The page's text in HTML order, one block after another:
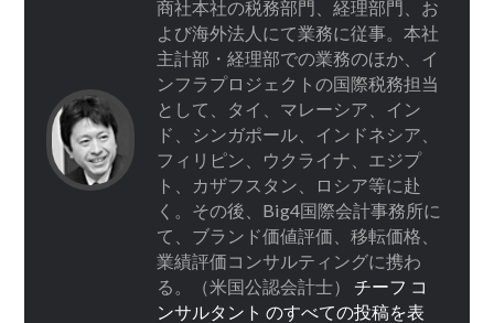
商社本社の税務部門、経理部門、お
よび海外法人にて業務に従事。本社
主計部・経理部での業務のほか、イ
ンフラプロジェクトの国際税務担当
として、タイ、マレーシア、イン
ド、シンガポール、インドネシア、
フィリピン、ウクライナ、エジプ
ト、カザフスタン、ロシア等に赴
く。その後、Big4国際会計事務所に
て、ブランド価値評価、移転価格、
業績評価コンサルティングに携わ
る。（米国公認会計士）チーフ コ
ンサルタント のすべての投稿を表